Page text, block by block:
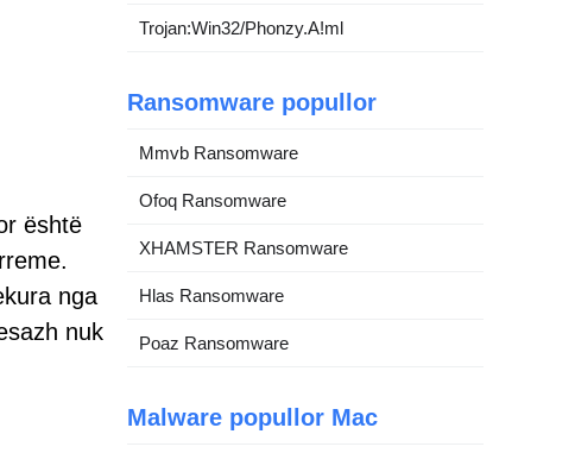
është
nga
nuk
Trojan:Win32/Phonzy.A!ml
Ransomware popullor
Mmvb Ransomware
Ofoq Ransomware
XHAMSTER Ransomware
Hlas Ransomware
Poaz Ransomware
Malware popullor Mac